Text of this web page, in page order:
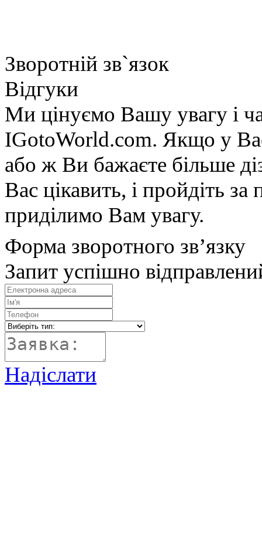
Зворотній зв`язок
Відгуки
Ми цінуємо Вашу увагу і
IGotoWorld.com. Якщо у
або ж Ви бажаєте більше
Вас цікавить, і пройдіть
приділимо Вам увагу.
Форма зворотного зв’язку
Запит успішно
Надіслати